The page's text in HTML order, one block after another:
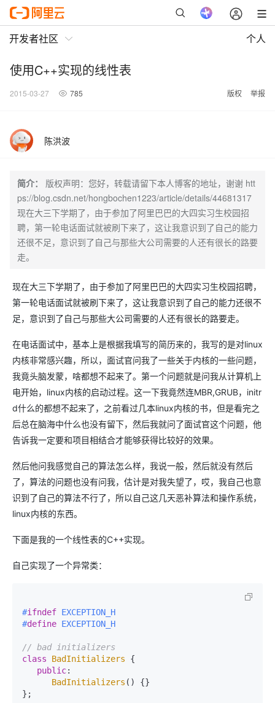
开发者社区 个人
使用C++实现的线性表
2015-03-27 785 版权 举报
陈洪波
简介：
版权声明：您好，转载请留下本人博客的地址，谢谢 htt
ps://blog.csdn.net/hongbochen1223/article/details/44681317
现在大三下学期了，由于参加了阿里巴巴的大四实习生校园招
聘，第一轮电话面试就被刷下来了，这让我意识到了自己的能力
还很不足，意识到了自己与那些大公司需要的人还有很长的路要
走。
现在大三下学期了，由于参加了阿里巴巴的大四实习生校园招聘，
第一轮电话面试就被刷下来了，这让我意识到了自己的能力还很不
足，意识到了自己与那些大公司需要的人还有很长的路要走。
在电话面试中，基本上是根据我填写的简历来的，我写的是对linux
内核非常感兴趣，所以，面试官问我了一些关于内核的一些问题，
我竟头脑发蒙，啥都想不起来了。第一个问题就是问我从计算机上
电开始，linux内核的启动过程。这一下我竟然连MBR,GRUB，initr
d什么的都想不起来了，之前看过几本linux内核的书，但是看完之
后总在脑海中什么也没有留下，然后我就问了面试官这个问题，他
告诉我一定要和项目相结合才能够获得比较好的效果。
然后他问我感觉自己的算法怎么样，我说一般，然后就没有然后
了，算法的问题也没有问我，估计是对我失望了，哎，我自己也意
识到了自己的算法不行了，所以自己这几天恶补算法和操作系统，
linux内核的东西。
下面是我的一个线性表的C++实现。
自己实现了一个异常类：
#ifndef EXCEPTION_H
#define EXCEPTION_H
// bad initializers
class
BadInitializers {
public:
BadInitializers () {}
};